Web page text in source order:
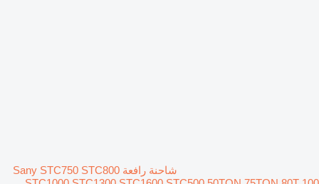
شاحنة رافعة Sany STC750 STC800